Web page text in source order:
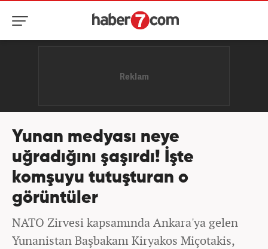
Yunan medyası neye
uğradığını şaşırdı! İşte
komşuyu tutuşturan o
görüntüler
NATO Zirvesi kapsamında Ankara'ya gelen
Yunanistan Başbakanı Kiryakos Miçotakis,